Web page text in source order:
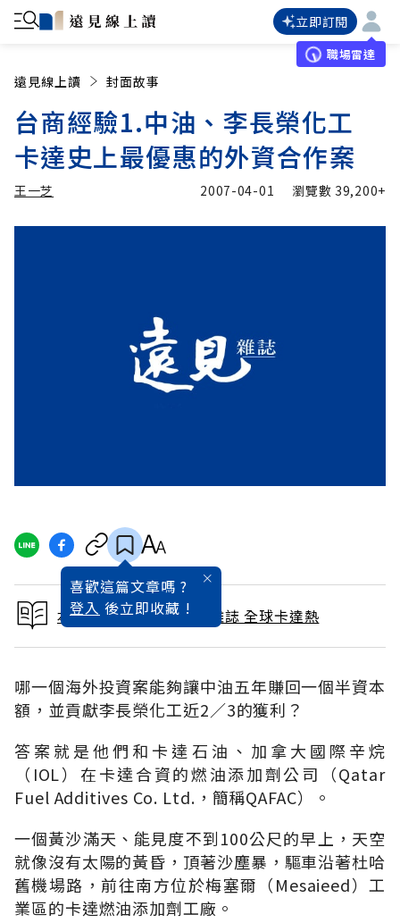
立即訂閱
職場雷達
遠見線上讀 封面故事
台商經驗1.中油、李長榮化工
卡達史上最優惠的外資合作案
王一芝 2007-04-01 瀏覽數 39,200+
喜歡這篇文章嗎 ?
登入 後立即收藏 !
本文出自 2007 / 4月號雜誌 全球卡達熱
哪一個海外投資案能夠讓中油五年賺回一個半資本
額，並貢獻李長榮化工近2∕3的獲利？
答案就是他們和卡達石油、加拿大國際辛烷
（IOL）在卡達合資的燃油添加劑公司（Qatar
Fuel Additives Co. Ltd.，簡稱QAFAC）。
一個黃沙滿天、能見度不到100公尺的早上，天空
就像沒有太陽的黃昏，頂著沙塵暴，驅車沿著杜哈
舊機場路，前往南方位於梅塞爾（Mesaieed）工
業區的卡達燃油添加劑工廠。